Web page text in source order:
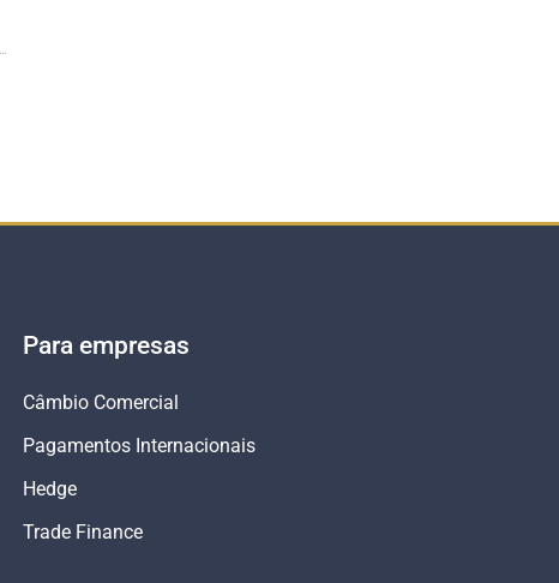
Para empresas
Câmbio Comercial
Pagamentos Internacionais
Hedge
Trade Finance